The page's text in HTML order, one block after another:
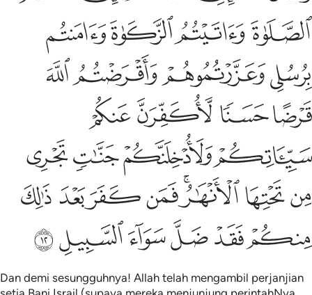
ﱷﱸﱹﱺ
ﱻﱼﱽﱾ
ﱿﲀﲁﲂ
ﲃﲄﲅﲆ
ﲇﲈﲉﲊﲋﲌﲍﲎ
ﲏﲐﲑﲒﲓﲔ
Dan demi sesungguhnya! Allah telah mengambil perjanjian